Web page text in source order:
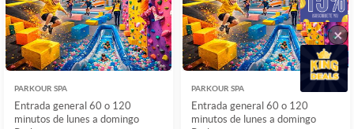
PARKOUR SPA
Entrada general 60 o 120
minutos de lunes a domingo
PARKOUR SPA
Entrada general 60 o 120
minutos de lunes a domingo
×